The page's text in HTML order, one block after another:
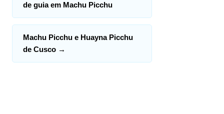
de guia em Machu Picchu
Machu Picchu e Huayna Picchu
de Cusco →